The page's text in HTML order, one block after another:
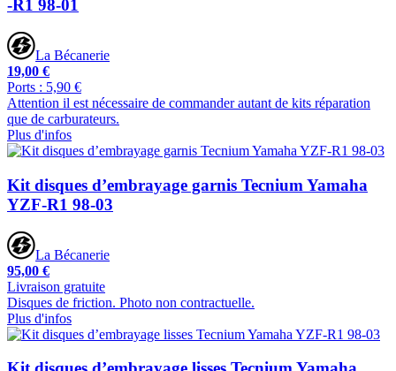
-R1 98-01
La Bécanerie
19,00 €
Ports : 5,90 €
Attention il est nécessaire de commander autant de kits réparation
que de carburateurs.
Plus d'infos
Kit disques d’embrayage garnis Tecnium Yamaha
YZF-R1 98-03
La Bécanerie
95,00 €
Livraison gratuite
Disques de friction. Photo non contractuelle.
Plus d'infos